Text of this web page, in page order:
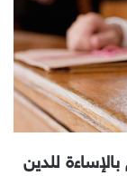
للدين